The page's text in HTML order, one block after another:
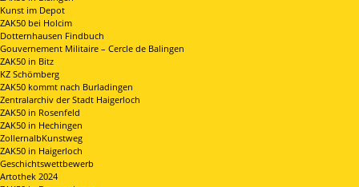
Kunst im Depot
ZAK50 bei Holcim
Dotternhausen Findbuch
Gouvernement Militaire – Cercle de Balingen
ZAK50 in Bitz
KZ Schömberg
ZAK50 kommt nach Burladingen
Zentralarchiv der Stadt Haigerloch
ZAK50 in Rosenfeld
ZAK50 in Hechingen
ZollernalbKunstweg
ZAK50 in Haigerloch
Geschichtswettbewerb
Artothek 2024